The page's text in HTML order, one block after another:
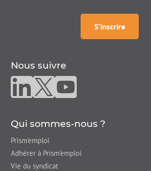
S’inscrire
à lanewsletter
Nous suivre
Nous suivre sur linkedin
Nous suivre sur twitter
Nous suivre sur youtube
Qui sommes-nous ?
Prism'emploi
Adhérer à Prism’emploi
Vie du syndicat